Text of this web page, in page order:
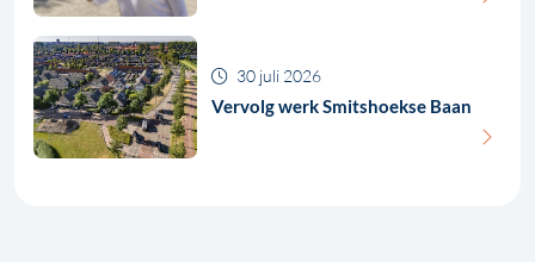
Vervolg werk Smitshoekse Baan
30 juli 2026